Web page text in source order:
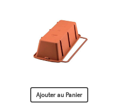
Ajouter au Panier